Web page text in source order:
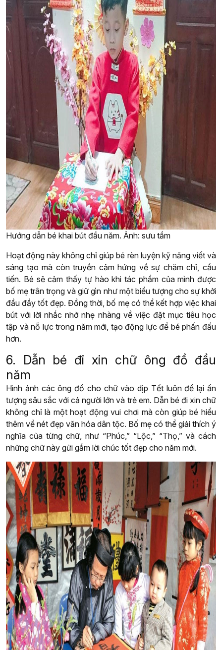
Hướng dẫn bé khai bút đầu năm. Ảnh: sưu tầm
Hoạt động này không chỉ giúp bé rèn luyện kỹ năng viết và
sáng tạo mà còn truyền cảm hứng về sự chăm chỉ, cầu
tiến. Bé sẽ cảm thấy tự hào khi tác phẩm của mình được
bố mẹ trân trọng và giữ gìn như một biểu tượng cho sự khởi
đầu đầy tốt đẹp. Đồng thời, bố mẹ có thể kết hợp việc khai
bút với lời nhắc nhở nhẹ nhàng về việc đặt mục tiêu học
tập và nỗ lực trong năm mới, tạo động lực để bé phấn đấu
hơn.
6. Dẫn bé đi xin chữ ông đồ đầu
năm
Hình ảnh các ông đồ cho chữ vào dịp Tết luôn để lại ấn
tượng sâu sắc với cả người lớn và trẻ em. Dẫn bé đi xin chữ
không chỉ là một hoạt động vui chơi mà còn giúp bé hiểu
thêm về nét đẹp văn hóa dân tộc. Bố mẹ có thể giải thích ý
nghĩa của từng chữ, như “Phúc,” “Lộc,” “Thọ,” và cách
những chữ này gửi gắm lời chúc tốt đẹp cho năm mới.